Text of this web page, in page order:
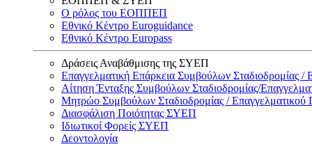
Ο ρόλος του ΕΟΠΠΕΠ
Εθνικό Κέντρο Euroguidance
Εθνικό Κέντρο Europass
Δράσεις Αναβάθμισης της ΣΥΕΠ
Επαγγελματική Επάρκεια Συμβούλων Σταδιοδρομίας /
Αίτηση Ένταξης Συμβούλων Σταδιοδρομίας/
Μητρώο Συμβούλων Σταδιοδρομίας / Επαγγελματικού
Διασφάλιση Ποιότητας ΣΥΕΠ
Ιδιωτικοί Φορείς ΣΥΕΠ
Δεοντολογία